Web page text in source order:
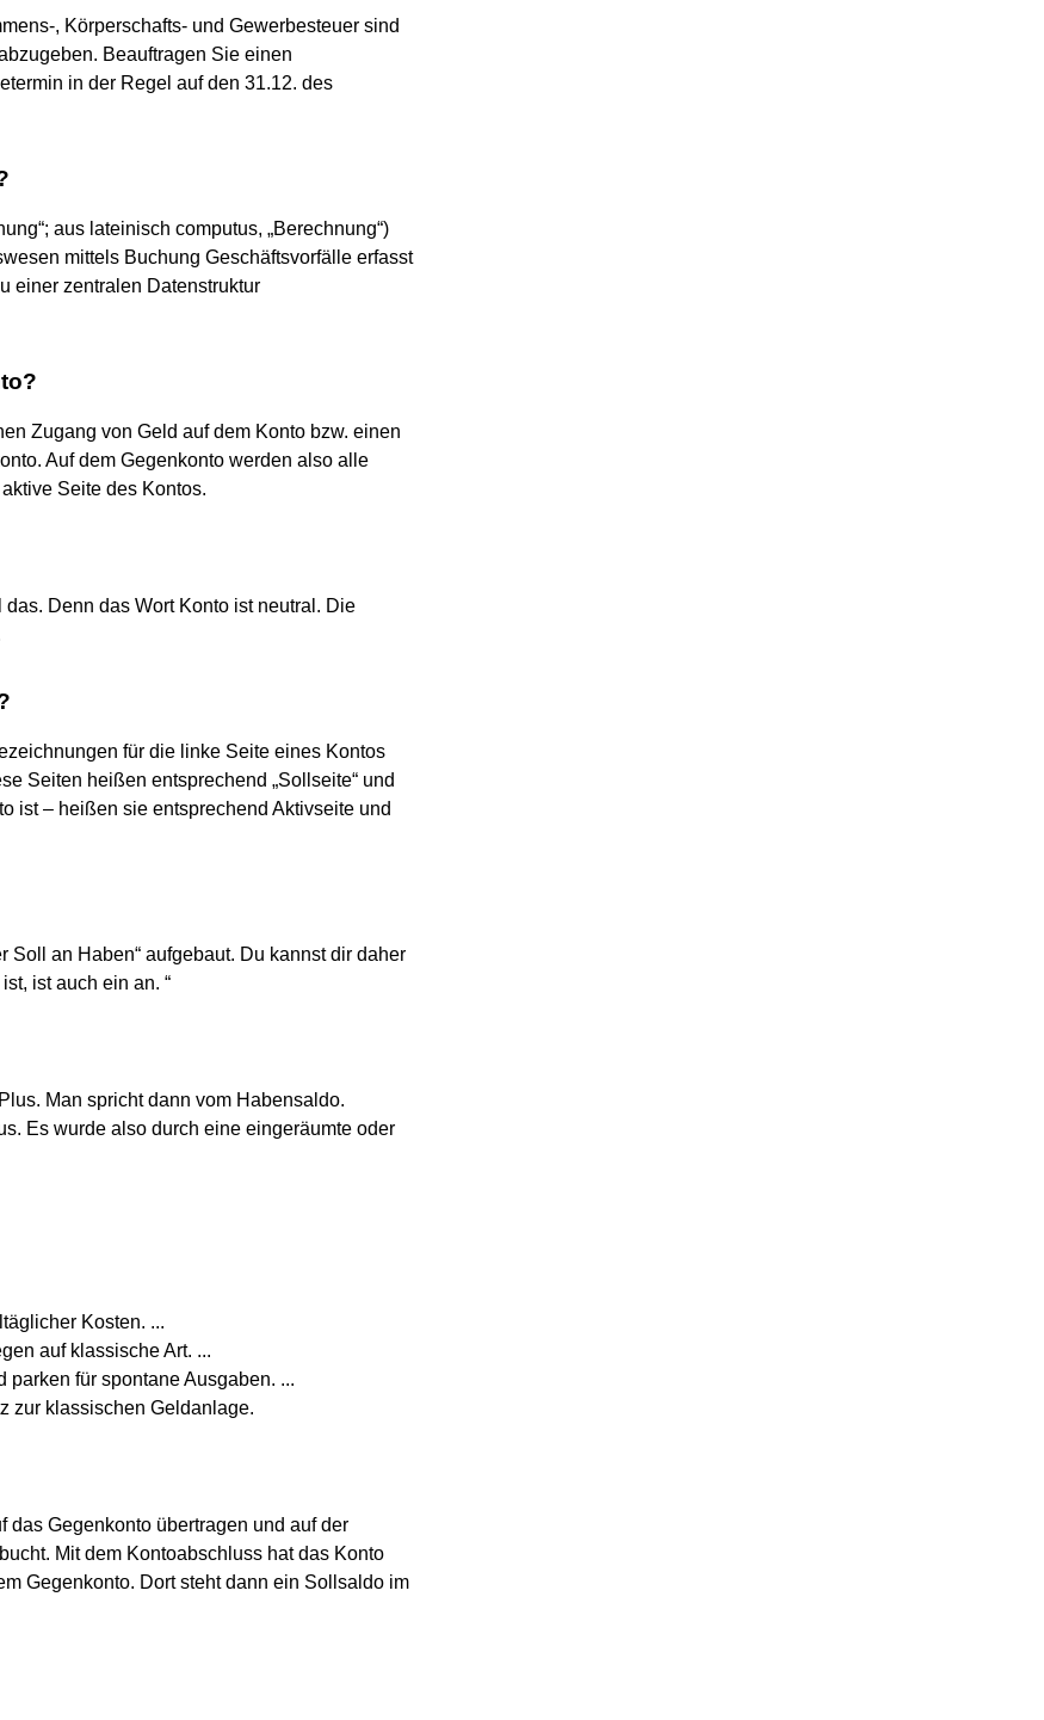
, Körperschafts- und Gewerbesteuer sind
Beauftragen Sie einen
in der Regel auf den 31.12. des
aus lateinisch computus, „Berechnung“)
mittels Buchung Geschäftsvorfälle erfasst
einer zentralen Datenstruktur
Zugang von Geld auf dem Konto bzw. einen
Auf dem Gegenkonto werden also alle
Seite des Kontos.
Denn das Wort Konto ist neutral. Die
für die linke Seite eines Kontos
Seiten heißen entsprechend „Sollseite“ und
ist – heißen sie entsprechend Aktivseite und
Soll an Haben“ aufgebaut. Du kannst dir daher
ist auch ein an. “
Man spricht dann vom Habensaldo.
Es wurde also durch eine eingeräumte oder
Kosten. ...
auf klassische Art. ...
parken für spontane Ausgaben. ...
zur klassischen Geldanlage.
Gegenkonto übertragen und auf der
Mit dem Kontoabschluss hat das Konto
Gegenkonto. Dort steht dann ein Sollsaldo im